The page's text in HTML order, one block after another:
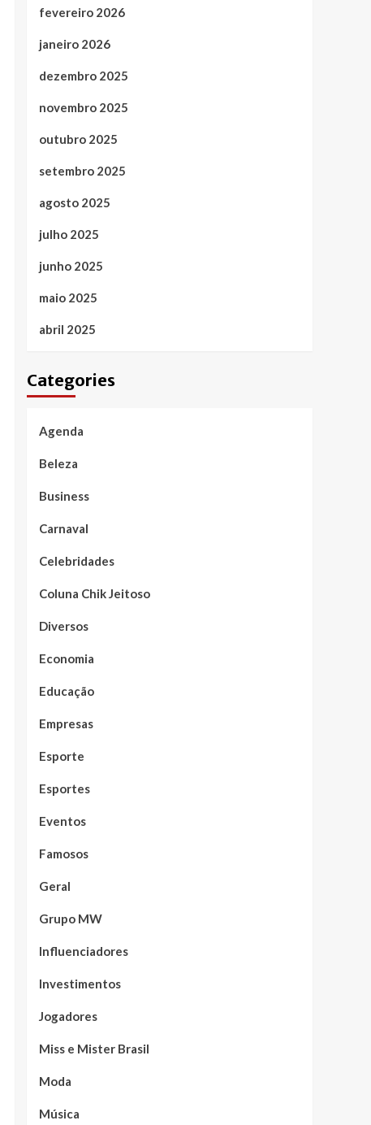
fevereiro 2026
janeiro 2026
dezembro 2025
novembro 2025
outubro 2025
setembro 2025
agosto 2025
julho 2025
junho 2025
maio 2025
abril 2025
Categories
Agenda
Beleza
Business
Carnaval
Celebridades
Coluna Chik Jeitoso
Diversos
Economia
Educação
Empresas
Esporte
Esportes
Eventos
Famosos
Geral
Grupo MW
Influenciadores
Investimentos
Jogadores
Miss e Mister Brasil
Moda
Música